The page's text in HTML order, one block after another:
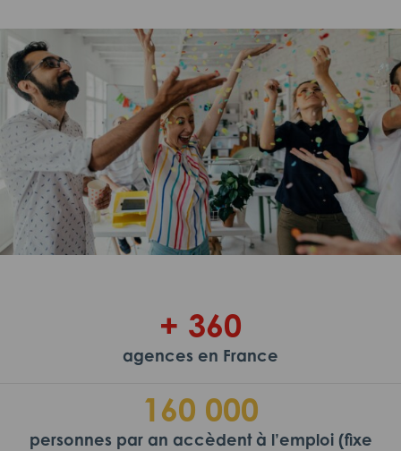
+ 360
agences en France
160 000
personnes par an accèdent à l’emploi (fixe